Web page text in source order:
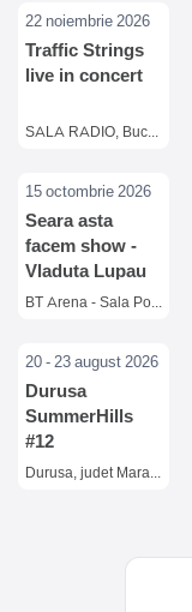
22 noiembrie 2026
Traffic Strings
live in concert
SALA RADIO, Bucuresti
15 octombrie 2026
Seara asta
facem show -
Vladuta Lupau
BT Arena - Sala Polivalenta, Cluj Napoca
20 - 23 august 2026
Durusa
SummerHills
#12
Durusa, judet Maramures